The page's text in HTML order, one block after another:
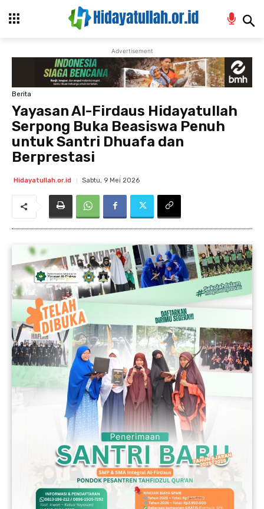
Advertisement
Berita
Yayasan Al-Firdaus Hidayatullah
Serpong Buka Beasiswa Penuh
untuk Santri Dhuafa dan
Berprestasi
Hidayatullah.or.id Sabtu, 9 Mei 2026